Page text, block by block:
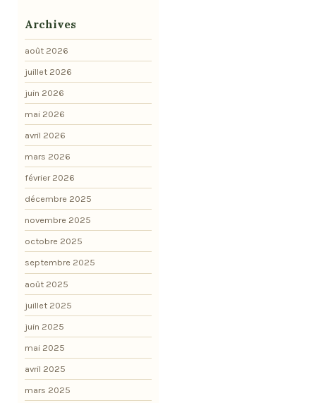
Archives
août 2026
juillet 2026
juin 2026
mai 2026
avril 2026
mars 2026
février 2026
décembre 2025
novembre 2025
octobre 2025
septembre 2025
août 2025
juillet 2025
juin 2025
mai 2025
avril 2025
mars 2025